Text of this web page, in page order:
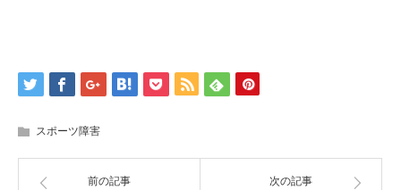
スポーツ障害
前の記事 次の記事